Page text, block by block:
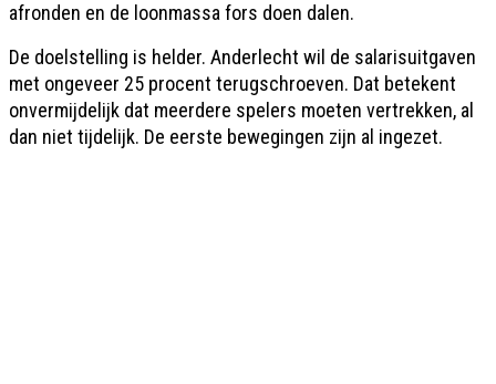
afronden en de loonmassa fors doen dalen.
De doelstelling is helder. Anderlecht wil de salarisuitgaven
met ongeveer 25 procent terugschroeven. Dat betekent
onvermijdelijk dat meerdere spelers moeten vertrekken, al
dan niet tijdelijk. De eerste bewegingen zijn al ingezet.